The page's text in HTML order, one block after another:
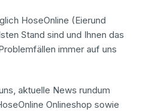
HoseOnline (Eierund
Stand sind und Ihnen das
immer auf uns
aktuelle News rundum
Onlineshop sowie